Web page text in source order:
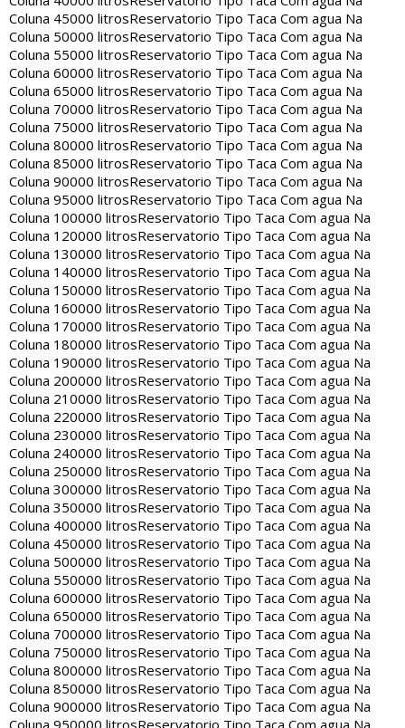
Coluna 45000 litrosReservatorio Tipo Taca Com agua Na
Coluna 50000 litrosReservatorio Tipo Taca Com agua Na
Coluna 55000 litrosReservatorio Tipo Taca Com agua Na
Coluna 60000 litrosReservatorio Tipo Taca Com agua Na
Coluna 65000 litrosReservatorio Tipo Taca Com agua Na
Coluna 70000 litrosReservatorio Tipo Taca Com agua Na
Coluna 75000 litrosReservatorio Tipo Taca Com agua Na
Coluna 80000 litrosReservatorio Tipo Taca Com agua Na
Coluna 85000 litrosReservatorio Tipo Taca Com agua Na
Coluna 90000 litrosReservatorio Tipo Taca Com agua Na
Coluna 95000 litrosReservatorio Tipo Taca Com agua Na
Coluna 100000 litrosReservatorio Tipo Taca Com agua Na
Coluna 120000 litrosReservatorio Tipo Taca Com agua Na
Coluna 130000 litrosReservatorio Tipo Taca Com agua Na
Coluna 140000 litrosReservatorio Tipo Taca Com agua Na
Coluna 150000 litrosReservatorio Tipo Taca Com agua Na
Coluna 160000 litrosReservatorio Tipo Taca Com agua Na
Coluna 170000 litrosReservatorio Tipo Taca Com agua Na
Coluna 180000 litrosReservatorio Tipo Taca Com agua Na
Coluna 190000 litrosReservatorio Tipo Taca Com agua Na
Coluna 200000 litrosReservatorio Tipo Taca Com agua Na
Coluna 210000 litrosReservatorio Tipo Taca Com agua Na
Coluna 220000 litrosReservatorio Tipo Taca Com agua Na
Coluna 230000 litrosReservatorio Tipo Taca Com agua Na
Coluna 240000 litrosReservatorio Tipo Taca Com agua Na
Coluna 250000 litrosReservatorio Tipo Taca Com agua Na
Coluna 300000 litrosReservatorio Tipo Taca Com agua Na
Coluna 350000 litrosReservatorio Tipo Taca Com agua Na
Coluna 400000 litrosReservatorio Tipo Taca Com agua Na
Coluna 450000 litrosReservatorio Tipo Taca Com agua Na
Coluna 500000 litrosReservatorio Tipo Taca Com agua Na
Coluna 550000 litrosReservatorio Tipo Taca Com agua Na
Coluna 600000 litrosReservatorio Tipo Taca Com agua Na
Coluna 650000 litrosReservatorio Tipo Taca Com agua Na
Coluna 700000 litrosReservatorio Tipo Taca Com agua Na
Coluna 750000 litrosReservatorio Tipo Taca Com agua Na
Coluna 800000 litrosReservatorio Tipo Taca Com agua Na
Coluna 850000 litrosReservatorio Tipo Taca Com agua Na
Coluna 900000 litrosReservatorio Tipo Taca Com agua Na